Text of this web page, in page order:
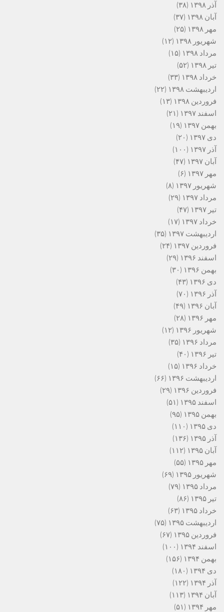
آذر ۱۳۹۸
(۳۸)
آبان ۱۳۹۸
(۳۷)
مهر ۱۳۹۸
(۲۵)
شهریور ۱۳۹۸
(۱۲)
مرداد ۱۳۹۸
(۱۵)
تیر ۱۳۹۸
(۵۲)
خرداد ۱۳۹۸
(۳۳)
اردیبهشت ۱۳۹۸
(۲۲)
فروردین ۱۳۹۸
(۱۳)
اسفند ۱۳۹۷
(۲۱)
بهمن ۱۳۹۷
(۱۹)
دی ۱۳۹۷
(۲۰)
آذر ۱۳۹۷
(۱۰۰)
آبان ۱۳۹۷
(۴۷)
مهر ۱۳۹۷
(۶)
شهریور ۱۳۹۷
(۸)
مرداد ۱۳۹۷
(۲۹)
تیر ۱۳۹۷
(۴۷)
خرداد ۱۳۹۷
(۱۷)
اردیبهشت ۱۳۹۷
(۳۵)
فروردین ۱۳۹۷
(۲۴)
اسفند ۱۳۹۶
(۲۹)
بهمن ۱۳۹۶
(۳۰)
دی ۱۳۹۶
(۴۳)
آذر ۱۳۹۶
(۷۰)
آبان ۱۳۹۶
(۴۹)
مهر ۱۳۹۶
(۲۸)
شهریور ۱۳۹۶
(۱۲)
مرداد ۱۳۹۶
(۳۵)
تیر ۱۳۹۶
(۴۰)
خرداد ۱۳۹۶
(۱۵)
اردیبهشت ۱۳۹۶
(۶۶)
فروردین ۱۳۹۶
(۲۹)
اسفند ۱۳۹۵
(۵۱)
بهمن ۱۳۹۵
(۹۵)
دی ۱۳۹۵
(۱۱۰)
آذر ۱۳۹۵
(۱۳۶)
آبان ۱۳۹۵
(۱۱۲)
مهر ۱۳۹۵
(۵۵)
شهریور ۱۳۹۵
(۶۹)
مرداد ۱۳۹۵
(۷۹)
تیر ۱۳۹۵
(۸۶)
خرداد ۱۳۹۵
(۶۳)
اردیبهشت ۱۳۹۵
(۷۵)
فروردین ۱۳۹۵
(۶۷)
اسفند ۱۳۹۴
(۱۰۰)
بهمن ۱۳۹۴
(۱۵۶)
دی ۱۳۹۴
(۱۸۰)
آذر ۱۳۹۴
(۱۲۲)
آبان ۱۳۹۴
(۱۱۳)
مهر ۱۳۹۴
(۵۱)